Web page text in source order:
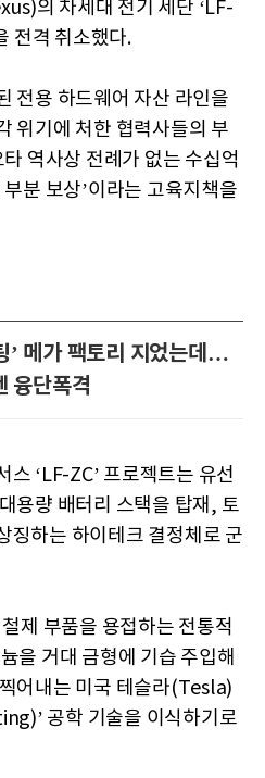
의 차세대 전기 세단 ‘LF-
전격 취소했다.
전용 하드웨어 자산 라인을
위기에 처한 협력사들의 부
역사상 전례가 없는 수십억
분 보상’이라는 고육지책을
’ 메가 팩토리 지었는데…
융단폭격
‘LF-ZC’ 프로젝트는 유선
용량 배터리 스택을 탑재, 토
징하는 하이테크 결정체로 군
제 부품을 용접하는 전통적
을 거대 금형에 기습 주입해
어내는 미국 테슬라(Tesla)
공학 기술을 이식하기로